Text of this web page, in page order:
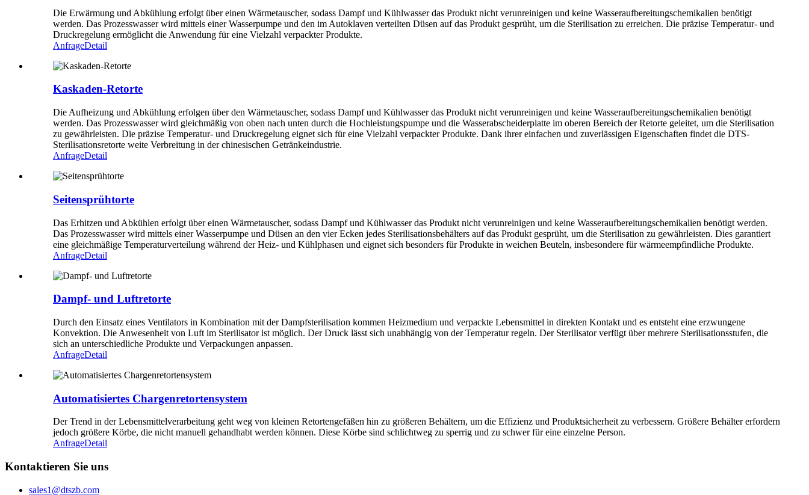
Die Erwärmung und Abkühlung erfolgt über einen Wärmetauscher, sodass Dampf und Kühlwasser das Produkt nicht verunreinigen und keine Wasseraufbereitungschemikalien benötigt
werden. Das Prozesswasser wird mittels einer Wasserpumpe und den im Autoklaven verteilten Düsen auf das Produkt gesprüht, um die Sterilisation zu erreichen. Die präzise Temperatur- und
Druckregelung ermöglicht die Anwendung für eine Vielzahl verpackter Produkte.
AnfrageDetail
Kaskaden-Retorte
Die Aufheizung und Abkühlung erfolgen über den Wärmetauscher, sodass Dampf und Kühlwasser das Produkt nicht verunreinigen und keine Wasseraufbereitungschemikalien benötigt
werden. Das Prozesswasser wird gleichmäßig von oben nach unten durch die Hochleistungspumpe und die Wasserabscheiderplatte im oberen Bereich der Retorte geleitet, um die Sterilisation
zu gewährleisten. Die präzise Temperatur- und Druckregelung eignet sich für eine Vielzahl verpackter Produkte. Dank ihrer einfachen und zuverlässigen Eigenschaften findet die DTS-
Sterilisationsretorte weite Verbreitung in der chinesischen Getränkeindustrie.
AnfrageDetail
Seitensprühtorte
Das Erhitzen und Abkühlen erfolgt über einen Wärmetauscher, sodass Dampf und Kühlwasser das Produkt nicht verunreinigen und keine Wasseraufbereitungschemikalien benötigt werden.
Das Prozesswasser wird mittels einer Wasserpumpe und Düsen an den vier Ecken jedes Sterilisationsbehälters auf das Produkt gesprüht, um die Sterilisation zu gewährleisten. Dies garantiert
eine gleichmäßige Temperaturverteilung während der Heiz- und Kühlphasen und eignet sich besonders für Produkte in weichen Beuteln, insbesondere für wärmeempfindliche Produkte.
AnfrageDetail
Dampf- und Luftretorte
Durch den Einsatz eines Ventilators in Kombination mit der Dampfsterilisation kommen Heizmedium und verpackte Lebensmittel in direkten Kontakt und es entsteht eine erzwungene
Konvektion. Die Anwesenheit von Luft im Sterilisator ist möglich. Der Druck lässt sich unabhängig von der Temperatur regeln. Der Sterilisator verfügt über mehrere Sterilisationsstufen, die
sich an unterschiedliche Produkte und Verpackungen anpassen.
AnfrageDetail
Automatisiertes Chargenretortensystem
Der Trend in der Lebensmittelverarbeitung geht weg von kleinen Retortengefäßen hin zu größeren Behältern, um die Effizienz und Produktsicherheit zu verbessern. Größere Behälter erfordern
jedoch größere Körbe, die nicht manuell gehandhabt werden können. Diese Körbe sind schlichtweg zu sperrig und zu schwer für eine einzelne Person.
AnfrageDetail
Kontaktieren Sie uns
sales1@dtszb.com